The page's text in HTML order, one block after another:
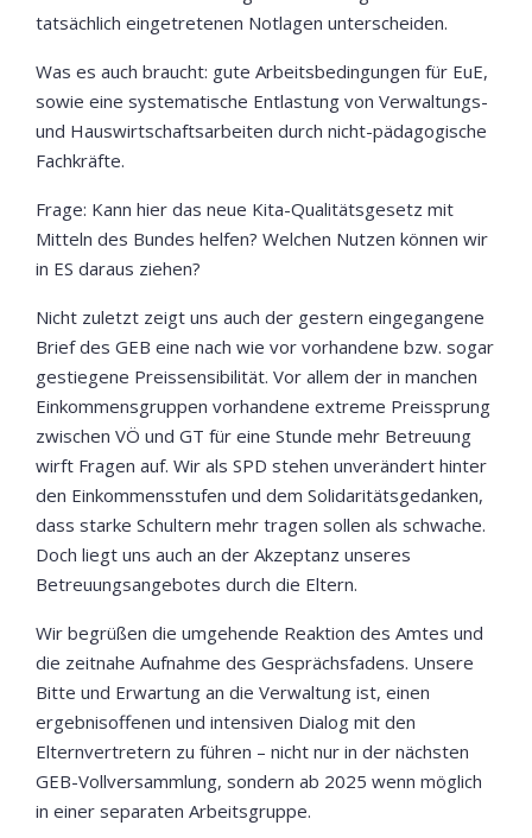
tatsächlich eingetretenen Notlagen unterscheiden.
Was es auch braucht: gute Arbeitsbedingungen für EuE,
sowie eine systematische Entlastung von Verwaltungs-
und Hauswirtschaftsarbeiten durch nicht-pädagogische
Fachkräfte.
Frage: Kann hier das neue Kita-Qualitätsgesetz mit
Mitteln des Bundes helfen? Welchen Nutzen können wir
in ES daraus ziehen?
Nicht zuletzt zeigt uns auch der gestern eingegangene
Brief des GEB eine nach wie vor vorhandene bzw. sogar
gestiegene Preissensibilität. Vor allem der in manchen
Einkommensgruppen vorhandene extreme Preissprung
zwischen VÖ und GT für eine Stunde mehr Betreuung
wirft Fragen auf. Wir als SPD stehen unverändert hinter
den Einkommensstufen und dem Solidaritätsgedanken,
dass starke Schultern mehr tragen sollen als schwache.
Doch liegt uns auch an der Akzeptanz unseres
Betreuungsangebotes durch die Eltern.
Wir begrüßen die umgehende Reaktion des Amtes und
die zeitnahe Aufnahme des Gesprächsfadens. Unsere
Bitte und Erwartung an die Verwaltung ist, einen
ergebnisoffenen und intensiven Dialog mit den
Elternvertretern zu führen – nicht nur in der nächsten
GEB-Vollversammlung, sondern ab 2025 wenn möglich
in einer separaten Arbeitsgruppe.